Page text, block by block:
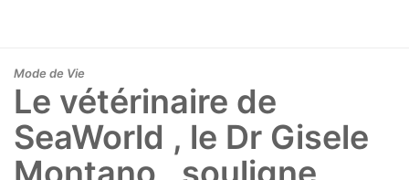
Mode de Vie
Le vétérinaire de
SeaWorld , le Dr Gisele